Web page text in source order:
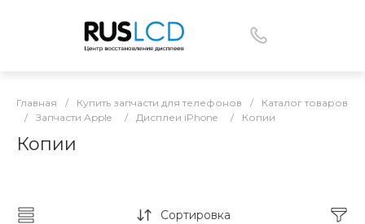
Главная / Купить запчасти для телефонов /
Каталог товаров
/
Запчасти Apple / Дисплеи iPhone / Копии
Копии
Сортировка